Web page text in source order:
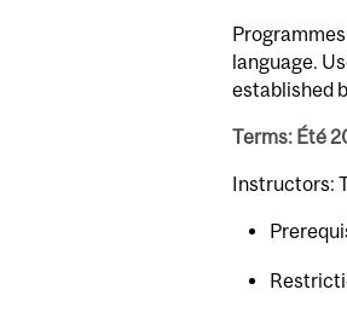
language.
established
Terms: Été
Instructors: